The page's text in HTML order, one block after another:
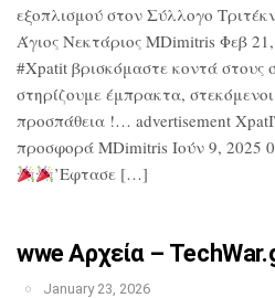
εξοπλισμού στον Σύλλογο
Άγιος Νεκτάριος MDimitris Φεβ
#Xpatit βρισκόμαστε κοντά στους
στηρίζουμε έμπρακτα,
προσπάθεια !… advertisement
προσφορά MDimitris Ιούν 9,
’Εφτασε […]
wwe Αρχεία –
January 23, 2026